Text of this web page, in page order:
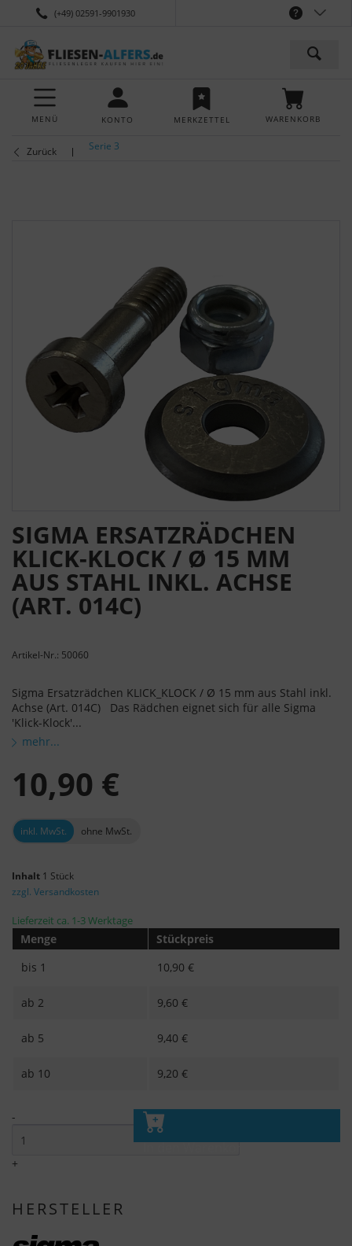
(+49) 02591-9901930
MENÜ KONTO MERKZETTEL WARENKORB
Zurück Serie 3
SIGMA ERSATZRÄDCHEN
KLICK-KLOCK / Ø 15 MM
AUS STAHL INKL. ACHSE
(ART. 014C)
Artikel-Nr.: 50060
Sigma Ersatzrädchen KLICK_KLOCK / Ø 15 mm aus Stahl inkl.
Achse (Art. 014C) Das Rädchen eignet sich für alle Sigma
'Klick-Klock'...
mehr...
10,90 €
inkl. MwSt. ohne MwSt.
Inhalt 1 Stück
zzgl. Versandkosten
Lieferzeit ca. 1-3 Werktage
Menge
Stückpreis
bis 1 10,90 €
ab 2 9,60 €
ab 5 9,40 €
ab 10 9,20 €
-
+
In den Warenkorb
HERSTELLER